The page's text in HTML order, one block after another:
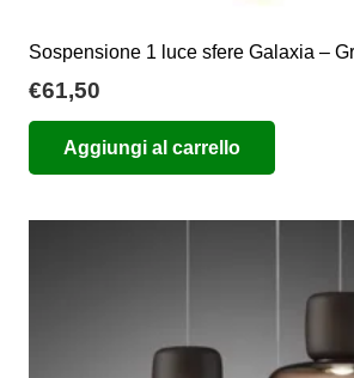
Sospensione 1 luce sfere Galaxia –
€61,50
Aggiungi al carrello